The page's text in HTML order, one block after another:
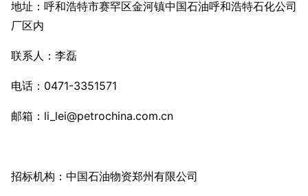
地址：呼和浩特市赛罕区金河镇中国石油呼和浩特石化公司
厂区内
联系人：李磊
电话：0471-3351571
邮箱：li_lei@petrochina.com.cn
招标机构：中国石油物资郑州有限公司